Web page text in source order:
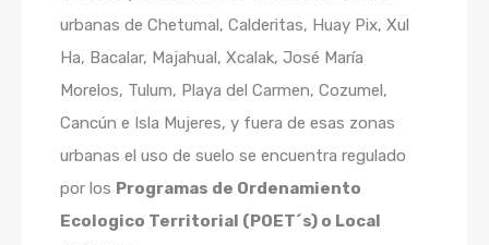
urbanas de Chetumal, Calderitas, Huay Pix, Xul
Ha, Bacalar, Majahual, Xcalak, José María
Morelos, Tulum, Playa del Carmen, Cozumel,
Cancún e Isla Mujeres, y fuera de esas zonas
urbanas el uso de suelo se encuentra regulado
por los Programas de Ordenamiento
Ecologico Territorial (POET´s) o Local